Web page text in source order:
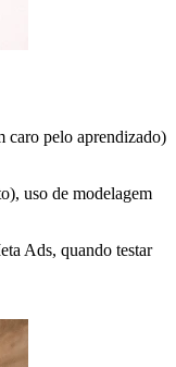
caro pelo aprendizado)
uso de modelagem
Ads, quando testar